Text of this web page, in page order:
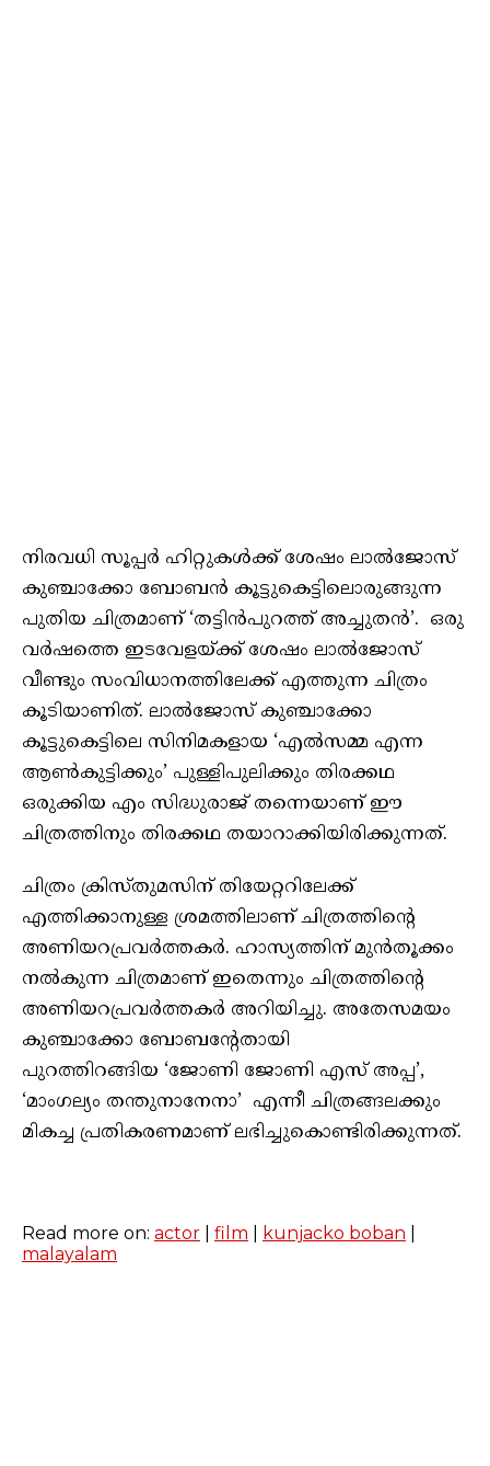
നിരവധി സൂപ്പർ ഹിറ്റുകൾക്ക് ശേഷം ലാൽജോസ്
കുഞ്ചാക്കോ ബോബൻ കൂട്ടുകെട്ടിലൊരുങ്ങുന്ന
പുതിയ ചിത്രമാണ് ‘തട്ടിൻപുറത്ത് അച്ചുതൻ’. ഒരു
വർഷത്തെ ഇടവേളയ്ക്ക് ശേഷം ലാൽജോസ്
വീണ്ടും സംവിധാനത്തിലേക്ക് എത്തുന്ന ചിത്രം
കൂടിയാണിത്. ലാൽജോസ് കുഞ്ചാക്കോ
കൂട്ടുകെട്ടിലെ സിനിമകളായ ‘എൽസമ്മ എന്ന
ആൺകുട്ടിക്കും’ പുള്ളിപുലിക്കും തിരക്കഥ
ഒരുക്കിയ എം സിദ്ധുരാജ് തന്നെയാണ് ഈ
ചിത്രത്തിനും തിരക്കഥ തയാറാക്കിയിരിക്കുന്നത്.
ചിത്രം ക്രിസ്തുമസിന് തിയേറ്ററിലേക്ക്
എത്തിക്കാനുള്ള ശ്രമത്തിലാണ് ചിത്രത്തിന്റെ
അണിയറപ്രവർത്തകർ. ഹാസ്യത്തിന് മുൻതൂക്കം
നൽകുന്ന ചിത്രമാണ് ഇതെന്നും ചിത്രത്തിന്റെ
അണിയറപ്രവർത്തകർ അറിയിച്ചു. അതേസമയം
കുഞ്ചാക്കോ ബോബന്റേതായി
പുറത്തിറങ്ങിയ ‘ജോണി ജോണി എസ് അപ്പ’,
‘മാംഗല്യം തന്തുനാനേനാ’ എന്നീ ചിത്രങ്ങലക്കും
മികച്ച പ്രതികരണമാണ് ലഭിച്ചുകൊണ്ടിരിക്കുന്നത്.
Read more on: actor film kunjacko boban
malayalam